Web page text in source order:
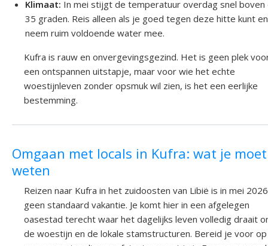
Klimaat: In mei stijgt de temperatuur overdag snel boven
35 graden. Reis alleen als je goed tegen deze hitte kunt en
neem ruim voldoende water mee.
Kufra is rauw en onvergevingsgezind. Het is geen plek
een ontspannen uitstapje, maar voor wie het echte
woestijnleven zonder opsmuk wil zien, is het een eerlijke
bestemming.
Omgaan met locals in Kufra: wat je moet
weten
Reizen naar Kufra in het zuidoosten van Libië is in mei 2026
geen standaard vakantie. Je komt hier in een afgelegen
oasestad terecht waar het dagelijks leven volledig draait
de woestijn en de lokale stamstructuren. Bereid je voor op